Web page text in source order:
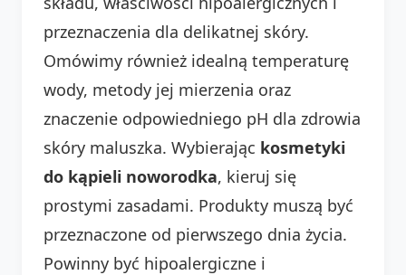
przeznaczenia dla delikatnej skóry.
Omówimy również idealną temperaturę
wody, metody jej mierzenia oraz
znaczenie odpowiedniego pH dla zdrowia
skóry maluszka. Wybierając kosmetyki
do kąpieli noworodka, kieruj się
prostymi zasadami. Produkty muszą być
przeznaczone od pierwszego dnia życia.
Powinny być hipoalergiczne i